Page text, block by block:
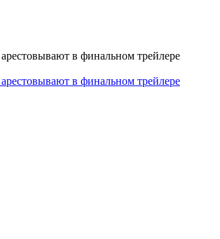
в финальном трейлере
в финальном трейлере